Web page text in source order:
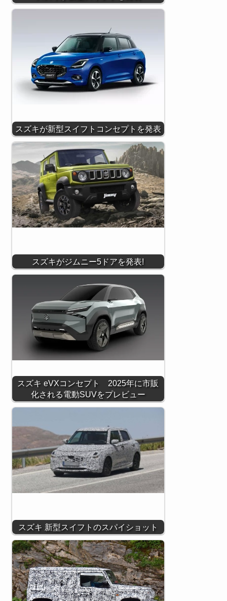
スズキが新型スイフトコンセプトを発表
スズキがジムニー5ドアを発表!
スズキ eVXコンセプト 2025年に市販
化される電動SUVをプレビュー
スズキ 新型スイフトのスパイショット